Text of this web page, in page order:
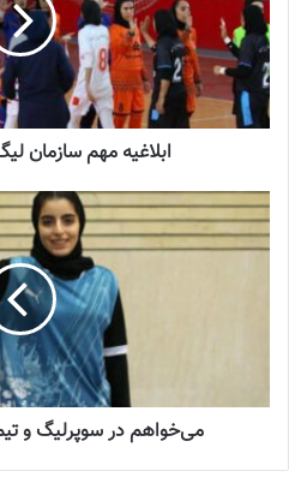
2023-07-07
مریم آزمون در کنفرانس خبری بعد از
یک‌ خدا قوت به تمام شاگردانم و
که در این بازی داشتیم، بچه ها به
اول برابر استرالیا می دانستیم با
دیدار امروز برابر چین تایپه علاوه
موقعیت های زیادی روی دروازه
در نیمه دوم داشتیم و می توانستیم
فوتبال بانوان ایران حرفهای
هدایت تیم ملی ایران را بر عهده
هدف اصلی ما امروز این بود که بازی
چهره جدید فوتبال زنان ایران را‌ به
ابلاغیه مهم سازمان
می‌خواهم در سوپرلیگ و